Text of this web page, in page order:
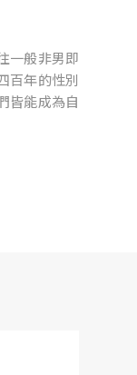
一般非男即
百年的性別
皆能成為自